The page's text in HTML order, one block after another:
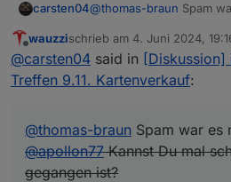
carsten04@thomas-braun Spam
gegangen ist?
Email mit Ticket hat wohl
genommen :-) und ist
Offline
wauzzischrieb am 4. Juni 2024,
zuletzt editiert von
@carsten04 said in [Diskussion]
Treffen 9.11. Kartenverkauf:
@thomas-braun Spam war es
@apollon77Kannst Du mal
gegangen ist?